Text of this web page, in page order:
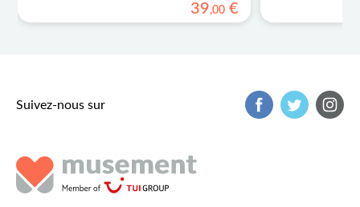
39,00 €
Suivez-nous sur